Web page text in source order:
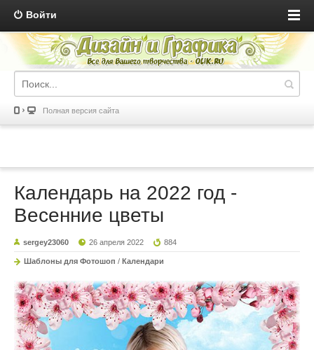
Войти
Полная версия сайта
Календарь на 2022 год -
Весенние цветы
sergey23060 26 апреля 2022 884
Шаблоны для Фотошоп / Календари